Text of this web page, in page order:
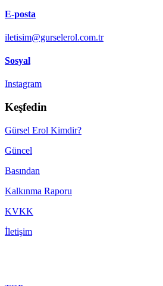
E-posta
iletisim@gurselerol.com.tr
Sosyal
Instagram
Keşfedin
Gürsel Erol Kimdir?
Güncel
Basından
Kalkınma Raporu
KVKK
İletişim